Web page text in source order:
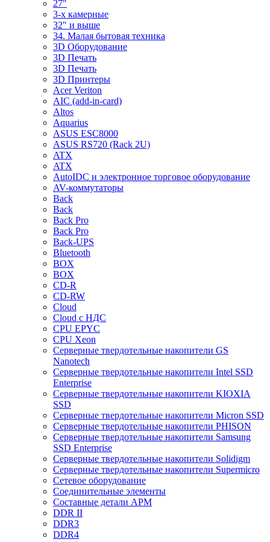
27"
3-x камерные
32" и выше
34. Малая бытовая техника
3D Оборудование
3D Печать
3D Печать
3D Принтеры
Acer Veriton
AIC (add-in-card)
Altos
Aquarius
ASUS ESC8000
ASUS RS720 (Rack 2U)
ATX
ATX
AutoIDC и электронное торговое оборудование
AV-коммутаторы
Back
Back
Back Pro
Back Pro
Back-UPS
Bluetooth
BOX
BOX
CD-R
CD-RW
Cloud
Cloud с НДС
CPU EPYC
CPU Xeon
Cерверные твердотельные накопители GS
Nanotech
Cерверные твердотельные накопители Intel SSD
Enterprise
Cерверные твердотельные накопители KIOXIA
SSD
Cерверные твердотельные накопители Micron SSD
Cерверные твердотельные накопители PHISON
Cерверные твердотельные накопители Samsung
SSD Enterprise
Cерверные твердотельные накопители Solidigm
Cерверные твердотельные накопители Supermicro
Cетевое оборудование
Cоединительные элементы
Cоставные детали АРМ
DDR II
DDR3
DDR4